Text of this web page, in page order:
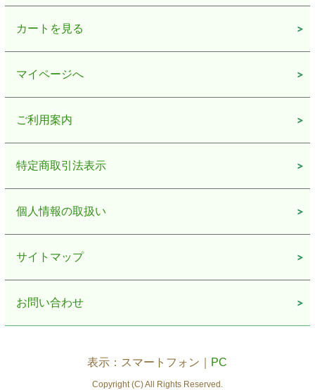
カートを見る
マイページへ
ご利用案内
特定商取引法表示
個人情報の取扱い
サイトマップ
お問い合わせ
表示：スマートフォン｜ PC
Copyright (C) All Rights Reserved.